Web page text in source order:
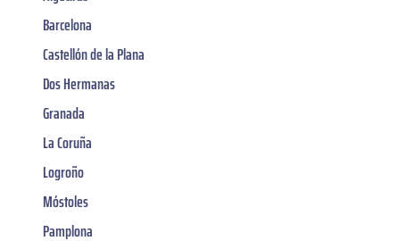
Barcelona
Castellón de la Plana
Dos Hermanas
Granada
La Coruña
Logroño
Móstoles
Pamplona